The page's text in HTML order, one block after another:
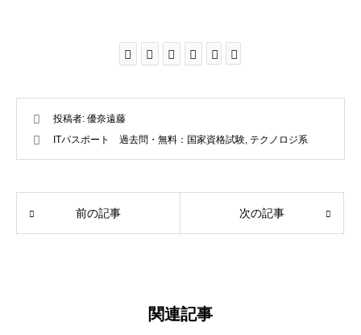
投稿者: 優奈遠藤
ITパスポート 過去問・無料：国家資格試験 テクノロジ系
前の記事 次の記事
関連記事